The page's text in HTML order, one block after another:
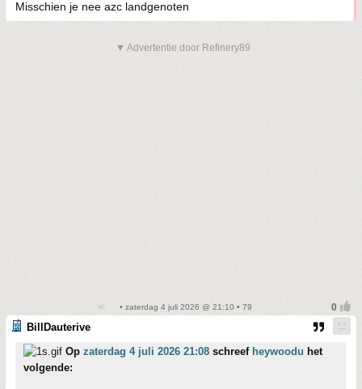
Misschien je nee azc landgenoten
▼ Advertentie door Refinery89
• zaterdag 4 juli 2026 @ 21:10 • 79
BillDauterive
Op zaterdag 4 juli 2026 21:08 schreef heywoodu het
volgende: